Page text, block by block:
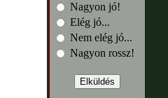
Nagyon jó!
Elég jó...
Nem elég jó...
Nagyon rossz!